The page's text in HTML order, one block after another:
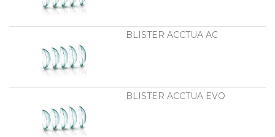
BLISTER ACCTUA AC
BLISTER ACCTUA EVO